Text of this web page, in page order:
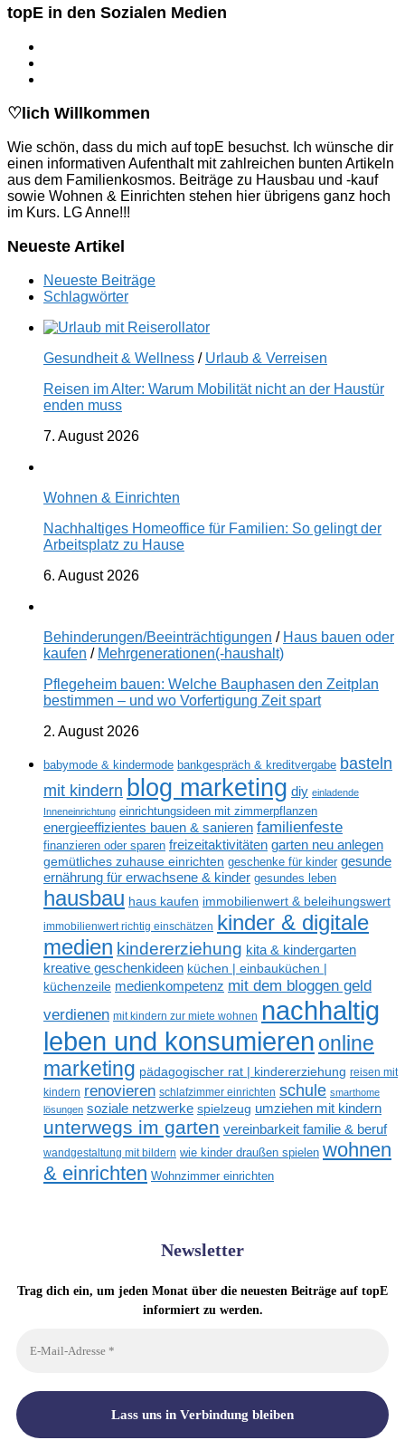
topE in den Sozialen Medien
♡lich Willkommen
Wie schön, dass du mich auf topE besuchst. Ich wünsche dir
einen informativen Aufenthalt mit zahlreichen bunten Artikeln
aus dem Familienkosmos. Beiträge zu Hausbau und -kauf
sowie Wohnen & Einrichten stehen hier übrigens ganz hoch
im Kurs. LG Anne!!!
Neueste Artikel
Neueste Beiträge
Schlagwörter
Gesundheit & Wellness / Urlaub & Verreisen
Reisen im Alter: Warum Mobilität nicht an der Haustür
enden muss
7. August 2026
Wohnen & Einrichten
Nachhaltiges Homeoffice für Familien: So gelingt der
Arbeitsplatz zu Hause
6. August 2026
Behinderungen/Beeinträchtigungen / Haus bauen oder
kaufen / Mehrgenerationen(-haushalt)
Pflegeheim bauen: Welche Bauphasen den Zeitplan
bestimmen – und wo Vorfertigung Zeit spart
2. August 2026
babymode & kindermode bankgespräch & kreditvergabe basteln
mit kindern blog marketing diy einladende
Inneneinrichtung einrichtungsideen mit zimmerpflanzen
energieeffizientes bauen & sanieren familienfeste
finanzieren oder sparen freizeitaktivitäten garten neu anlegen
gemütliches zuhause einrichten geschenke für kinder gesunde
ernährung für erwachsene & kinder gesundes leben
hausbau haus kaufen immobilienwert & beleihungswert
immobilienwert richtig einschätzen kinder & digitale
medien kindererziehung kita & kindergarten
kreative geschenkideen küchen | einbauküchen |
küchenzeile medienkompetenz mit dem bloggen geld
verdienen mit kindern zur miete wohnen nachhaltig
leben und konsumieren online
marketing pädagogischer rat | kindererziehung reisen mit
kindern renovieren schlafzimmer einrichten schule smarthome
lösungen soziale netzwerke spielzeug umziehen mit kindern
unterwegs im garten vereinbarkeit familie & beruf
wandgestaltung mit bildern wie kinder draußen spielen wohnen
& einrichten Wohnzimmer einrichten
Newsletter
Trag dich ein, um jeden Monat über die neuesten Beiträge auf topE
informiert zu werden.